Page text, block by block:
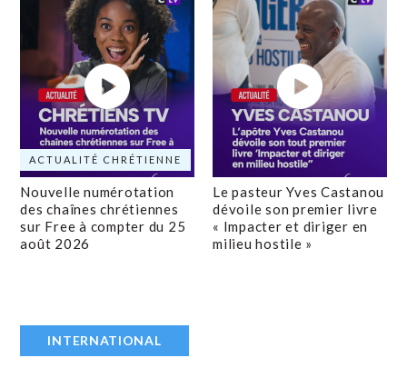
ACTUALITÉ CHRÉTIENNE
Nouvelle numérotation
des chaînes chrétiennes
sur Free à compter du 25
août 2026
Le pasteur Yves Castanou
dévoile son premier livre
« Impacter et diriger en
milieu hostile »
INTERNATIONAL